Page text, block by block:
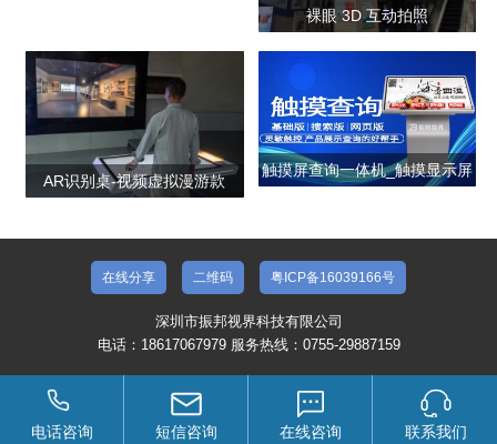
裸眼 3D 互动拍照
AR识别桌-视频虚拟漫游款
触摸屏查询一体机_触摸显示屏
在线分享 二维码 粤ICP备16039166号
深圳市振邦视界科技有限公司
电话：18617067979 服务热线：0755-29887159
电话咨询 短信咨询 在线咨询 联系我们